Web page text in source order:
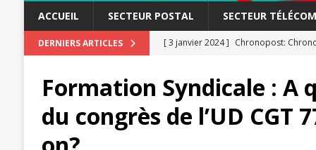
ACCUEIL SECTEUR POSTAL SECTEUR
DERNIERS ARTICLES [ 3 janvier 2024 ] Chronopost:
[ 23 novembre 2023 ] CGT LBP
[ 15 novembre 2023 ]
Postières –
[ 3 avril 2026 ]
la mutuelle à la
Mutuelle : encore
Formation Syndicale : A
du congrès de l’UD CGT